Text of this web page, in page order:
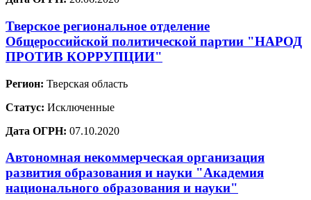
Тверское региональное отделение
Общероссийской политической партии "НАРОД
ПРОТИВ КОРРУПЦИИ"
Регион: Тверская область
Статус: Исключенные
Дата ОГРН: 07.10.2020
Автономная некоммерческая организация
развития образования и науки "Академия
национального образования и науки"